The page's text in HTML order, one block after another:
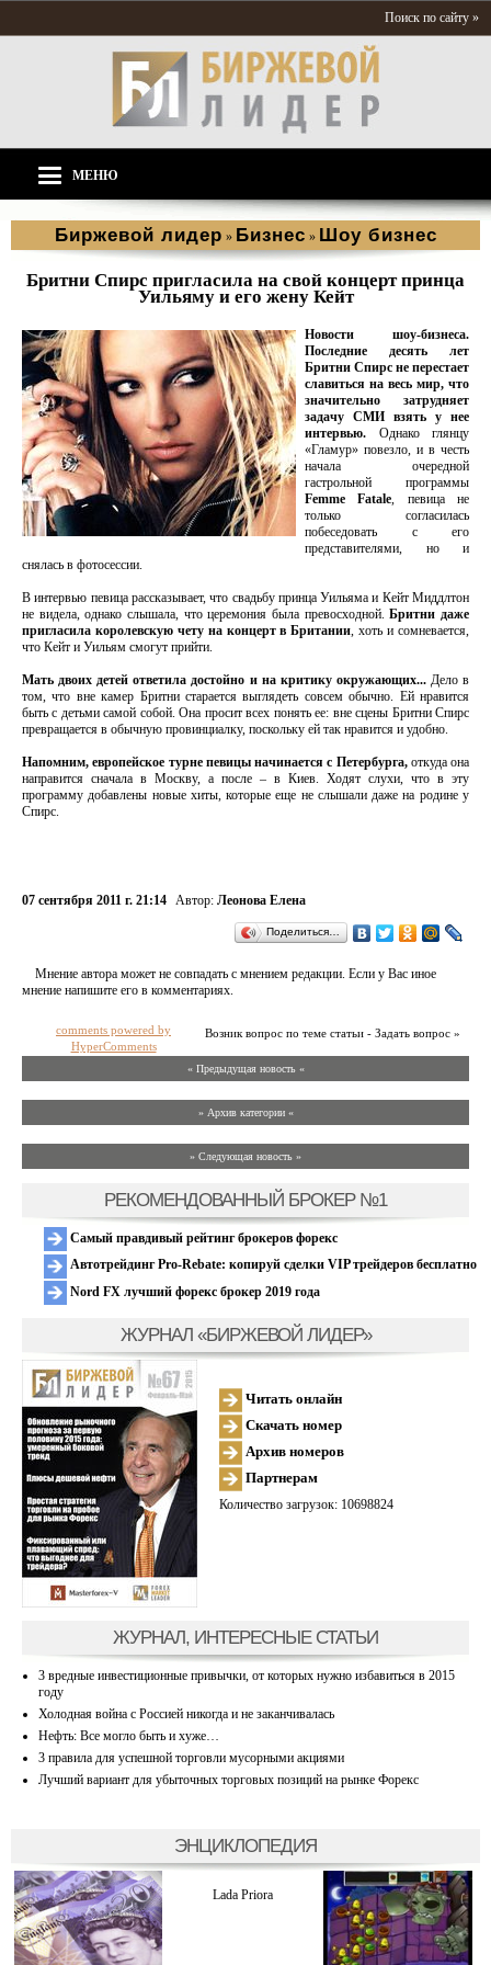
Поиск по сайту »
МЕНЮ
Биржевой лидер » Бизнес » Шоу бизнес
Бритни Спирс пригласила на свой концерт принца
Уильяму и его жену Кейт
Новости шоу-бизнеса.
Последние десять лет
Бритни Спирс не перестает
славиться на весь мир, что
значительно затрудняет
задачу СМИ взять у нее
интервью. Однако глянцу
«Гламур» повезло, и в честь
начала очередной
гастрольной программы
Femme Fatale, певица не
только согласилась
побеседовать с его
представителями, но и
снялась в фотосессии.
В интервью певица рассказывает, что свадьбу принца Уильяма и Кейт Миддлтон
не видела, однако слышала, что церемония была превосходной.Бритни даже
пригласила королевскую чету на концерт в Британии, хоть и сомневается,
что Кейт и Уильям смогут прийти.
Мать двоих детей ответила достойно и на критику окружающих... Дело в
том, что вне камер Бритни старается выглядеть совсем обычно. Ей нравится
быть с детьми самой собой. Она просит всех понять ее: вне сцены Бритни Спирс
превращается в обычную провинциалку, поскольку ей так нравится и удобно.
Напомним, европейское турне певицы начинается с Петербурга,откуда она
направится сначала в Москву, а после – в Киев. Ходят слухи, что в эту
программу добавлены новые хиты, которые еще не слышали даже на родине у
Спирс.
07 сентября 2011 г. 21:14 Автор: Леонова Елена
Поделиться…
Мнение автора может не совпадать с мнением редакции. Если у Вас иное
мнение напишите его в комментариях.
Возник вопрос по теме статьи - Задать вопрос »
comments powered by
HyperComments
« Предыдущая новость «
» Архив категории «
» Следующая новость »
РЕКОМЕНДОВАННЫЙ БРОКЕР №1
Самый правдивый рейтинг брокеров форекс
Автотрейдинг Pro-Rebate: копируй сделки VIP трейдеров бесплатно
Nord FX лучший форекс брокер 2019 года
ЖУРНАЛ «БИРЖЕВОЙ ЛИДЕР»
Читать онлайн
Скачать номер
Архив номеров
Партнерам
Количество загрузок: 10698824
ЖУРНАЛ, ИНТЕРЕСНЫЕ СТАТЬИ
3 вредные инвестиционные привычки, от которых нужно избавиться в 2015
году
Холодная война с Россией никогда и не заканчивалась
Нефть: Все могло быть и хуже…
3 правила для успешной торговли мусорными акциями
Лучший вариант для убыточных торговых позиций на рынке Форекс
ЭНЦИКЛОПЕДИЯ
Lada Priora